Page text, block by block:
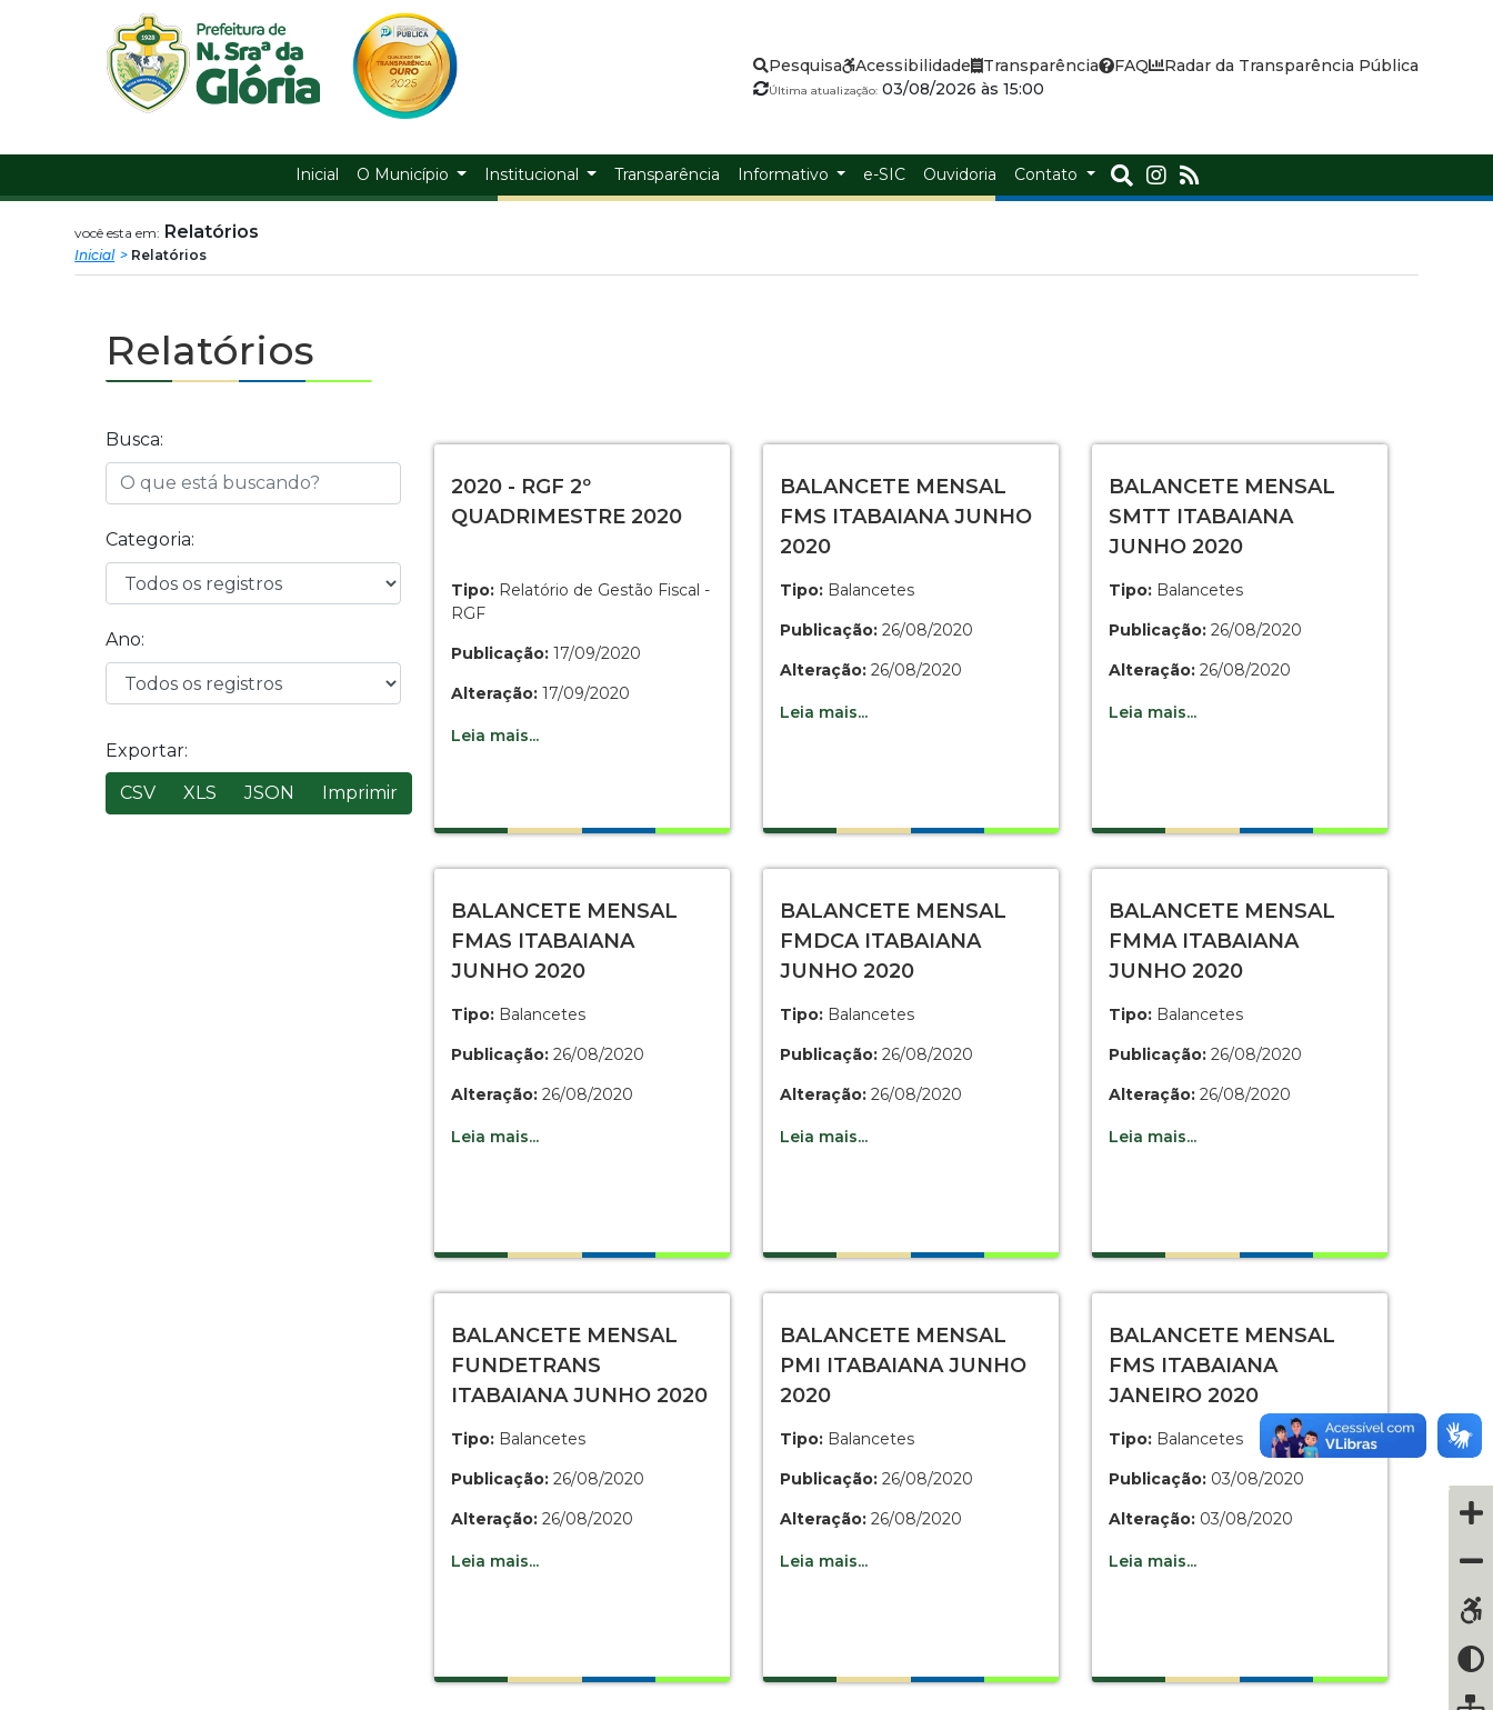
Prefeitura
Municipal
Nossa
Senhora
Glória
Pesquisa Acessibilidade Transparência FAQ Radar da Transparência Pública
Última atualização:03/08/2026 às 15:00
Inicial O Município Institucional Transparência Informativo e-SIC Ouvidoria Contato
você esta em: Relatórios
Inicial Relatórios
Relatórios
Busca:
Categoria:
Ano:
Exportar:
CSV
XLS JSON Imprimir
2020 - RGF 2º
QUADRIMESTRE 2020
Tipo: Relatório de Gestão Fiscal -
RGF
Publicação: 17/09/2020
Alteração: 17/09/2020
Leia mais...
BALANCETE MENSAL
FMS ITABAIANA JUNHO
2020
Tipo:Balancetes
Publicação:26/08/2020
Alteração:26/08/2020
Leia mais...
BALANCETE MENSAL
SMTT ITABAIANA
JUNHO 2020
Tipo:Balancetes
Publicação:26/08/2020
Alteração:26/08/2020
Leia mais...
BALANCETE MENSAL
FMAS ITABAIANA
JUNHO 2020
Tipo: Balancetes
Publicação: 26/08/2020
Alteração: 26/08/2020
Leia mais...
BALANCETE MENSAL
FMDCA ITABAIANA
JUNHO 2020
Tipo:Balancetes
Publicação:26/08/2020
Alteração:26/08/2020
Leia mais...
BALANCETE MENSAL
FMMA ITABAIANA
JUNHO 2020
Tipo:Balancetes
Publicação:26/08/2020
Alteração:26/08/2020
Leia mais...
BALANCETE MENSAL
FUNDETRANS
ITABAIANA JUNHO 2020
Tipo: Balancetes
Publicação: 26/08/2020
Alteração: 26/08/2020
Leia mais...
BALANCETE MENSAL
PMI ITABAIANA JUNHO
2020
Tipo:Balancetes
Publicação:26/08/2020
Alteração:26/08/2020
Leia mais...
BALANCETE MENSAL
FMS ITABAIANA
JANEIRO 2020
Tipo:Balancetes
Publicação:03/08/2020
Alteração:03/08/2020
Leia mais...